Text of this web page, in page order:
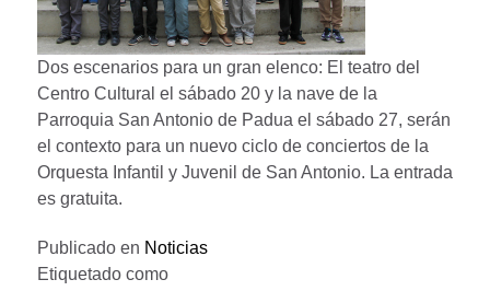
Dos escenarios para un gran elenco: El teatro del
Centro Cultural el sábado 20 y la nave de la
Parroquia San Antonio de Padua el sábado 27, serán
el contexto para un nuevo ciclo de conciertos de la
Orquesta Infantil y Juvenil de San Antonio. La entrada
es gratuita.
Publicado en Noticias
Etiquetado como